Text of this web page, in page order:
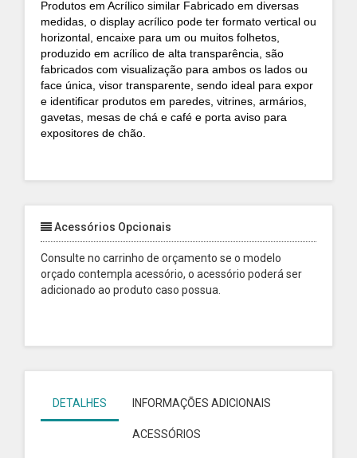
Produtos em Acrílico similar Fabricado em diversas
medidas, o display acrílico pode ter formato vertical ou
horizontal, encaixe para um ou muitos folhetos,
produzido em acrílico de alta transparência, são
fabricados com visualização para ambos os lados ou
face única, visor transparente, sendo ideal para expor
e identificar produtos em paredes, vitrines, armários,
gavetas, mesas de chá e café e porta aviso para
expositores de chão.
Acessórios Opcionais
Consulte no carrinho de orçamento se o modelo
orçado contempla acessório, o acessório poderá ser
adicionado ao produto caso possua.
DETALHES INFORMAÇÕES ADICIONAIS
ACESSÓRIOS